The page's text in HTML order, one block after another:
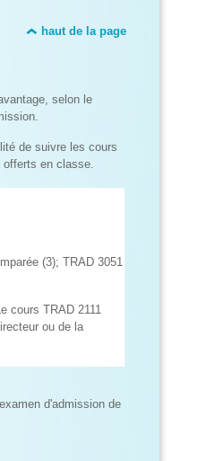
haut de la page
selon le
de suivre les cours
offerts en classe.
(3); TRAD 3051
cours TRAD 2111
ou de la
d'admission de